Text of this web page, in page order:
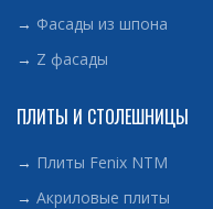
→ Фасады из шпона
→ Z фасады
ПЛИТЫ И СТОЛЕШНИЦЫ
→ Плиты Fenix NTM
→ Акриловые плиты